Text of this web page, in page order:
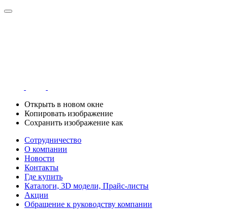
Открыть в новом окне
Копировать изображение
Сохранить изображение как
Сотрудничество
О компании
Новости
Контакты
Где купить
Каталоги, 3D модели, Прайс-листы
Акции
Обращение к руководству компании